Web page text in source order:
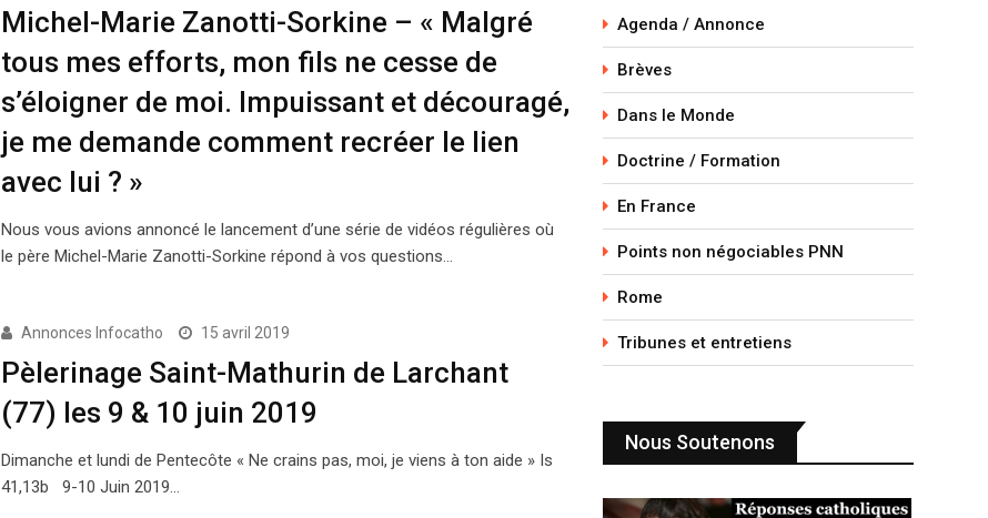
Michel-Marie Zanotti-Sorkine – « Malgré
tous mes efforts, mon fils ne cesse de
s’éloigner de moi. Impuissant et découragé,
je me demande comment recréer le lien
avec lui ? »
Nous vous avions annoncé le lancement d’une série de vidéos régulières où
le père Michel-Marie Zanotti-Sorkine répond à vos questions…
Annonces Infocatho 15 avril 2019
Pèlerinage Saint-Mathurin de Larchant
(77) les 9 & 10 juin 2019
Dimanche et lundi de Pentecôte « Ne crains pas, moi, je viens à ton aide » Is
41,13b 9-10 Juin 2019…
Agenda / Annonce
Brèves
Dans le Monde
Doctrine / Formation
En France
Points non négociables PNN
Rome
Tribunes et entretiens
Nous Soutenons